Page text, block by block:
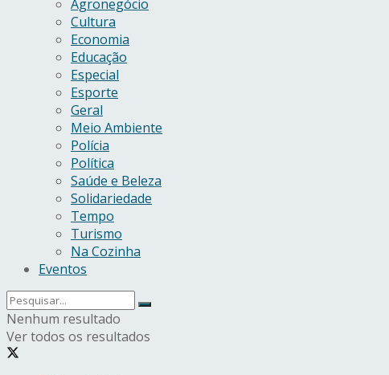
Agronegócio
Cultura
Economia
Educação
Especial
Esporte
Geral
Meio Ambiente
Polícia
Política
Saúde e Beleza
Solidariedade
Tempo
Turismo
Na Cozinha
Eventos
Nenhum resultado
Ver todos os resultados